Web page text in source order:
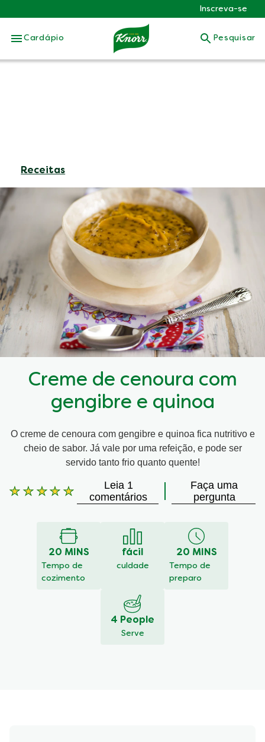
Skip to:
Inscreva-se
Cardápio Pesquisar
Receitas
Creme de cenoura com
gengibre e quinoa
O creme de cenoura com gengibre e quinoa fica nutritivo e
cheio de sabor. Já vale por uma refeição, e pode ser
servido tanto frio quanto quente!
A
cenoura
Leia 1
comentários
Faça uma
pergunta
20 MINS
Tempo de
cozimento
fácil
culdade
20 MINS
Tempo de
preparo
4 People
Serve